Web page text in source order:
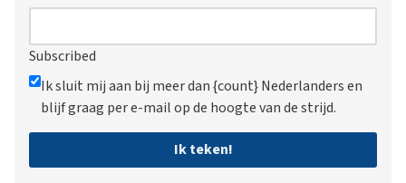
Subscribed
Ik sluit mij aan bij meer dan {count} Nederlanders en
blijf graag per e-mail op de hoogte van de strijd.
Ik teken!